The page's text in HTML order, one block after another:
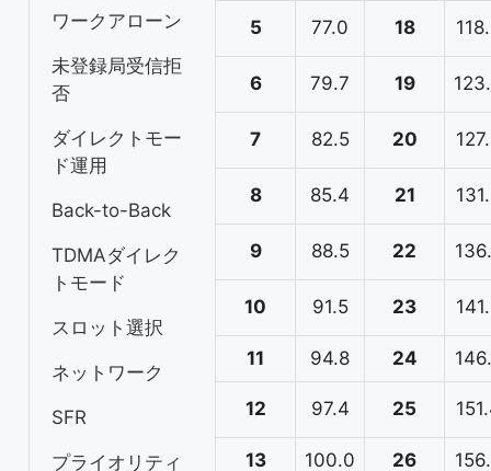
ワークアローン
未登録局受信拒
否
ダイレクトモー
ド運用
Back-to-Back
TDMAダイレク
トモード
スロット選択
ネットワーク
SFR
プライオリティ
5 77.0 18
6 79.7 19
7 82.5 20
8 85.4 21
9 88.5 22
10 91.5 23
11 94.8 24
12 97.4 25
13 100.0 26